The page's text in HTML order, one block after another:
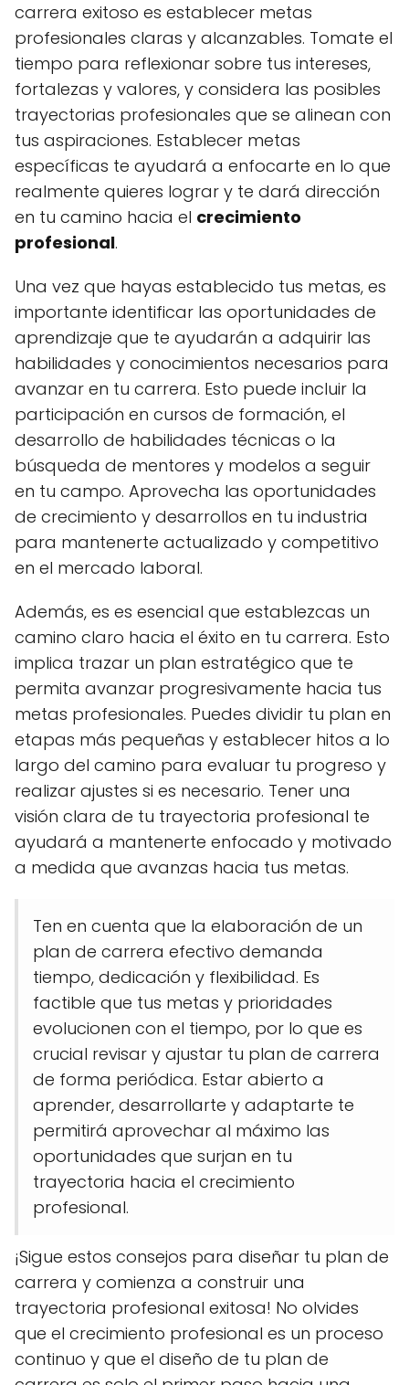
carrera exitoso es establecer metas
profesionales claras y alcanzables. Tomate el
tiempo para reflexionar sobre tus intereses,
fortalezas y valores, y considera las posibles
trayectorias profesionales que se alinean con
tus aspiraciones. Establecer metas
específicas te ayudará a enfocarte en lo que
realmente quieres lograr y te dará dirección
en tu camino hacia el crecimiento
profesional.
Una vez que hayas establecido tus metas, es
importante identificar las oportunidades de
aprendizaje que te ayudarán a adquirir las
habilidades y conocimientos necesarios para
avanzar en tu carrera. Esto puede incluir la
participación en cursos de formación, el
desarrollo de habilidades técnicas o la
búsqueda de mentores y modelos a seguir
en tu campo. Aprovecha las oportunidades
de crecimiento y desarrollos en tu industria
para mantenerte actualizado y competitivo
en el mercado laboral.
Además, es es esencial que establezcas un
camino claro hacia el éxito en tu carrera. Esto
implica trazar un plan estratégico que te
permita avanzar progresivamente hacia tus
metas profesionales. Puedes dividir tu plan en
etapas más pequeñas y establecer hitos a lo
largo del camino para evaluar tu progreso y
realizar ajustes si es necesario. Tener una
visión clara de tu trayectoria profesional te
ayudará a mantenerte enfocado y motivado
a medida que avanzas hacia tus metas.
Ten en cuenta que la elaboración de un
plan de carrera efectivo demanda
tiempo, dedicación y flexibilidad. Es
factible que tus metas y prioridades
evolucionen con el tiempo, por lo que es
crucial revisar y ajustar tu plan de carrera
de forma periódica. Estar abierto a
aprender, desarrollarte y adaptarte te
permitirá aprovechar al máximo las
oportunidades que surjan en tu
trayectoria hacia el crecimiento
profesional.
¡Sigue estos consejos para diseñar tu plan de
carrera y comienza a construir una
trayectoria profesional exitosa! No olvides
que el crecimiento profesional es un proceso
continuo y que el diseño de tu plan de